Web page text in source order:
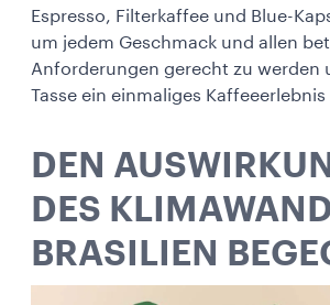
Espresso, Filterkaffee und Blue-
um jedem Geschmack und allen
Anforderungen gerecht zu werden
Tasse ein einmaliges
DEN
DES
BRASILIEN